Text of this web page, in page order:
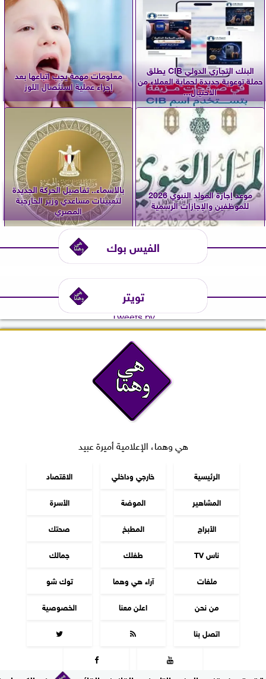
البنك التجاري الدولي CIB يطلق
حملة توعوية جديدة لحماية العملاء من
الاحتيال...
معلومات مهمة يجب اتباعها بعد
إجراء عملية استئصال اللوز
موعد إجازة المولد النبوي 2026
للموظفين والإجازات الرسمية
بالأسماء.. تفاصيل الحركة الجديدة
لتعيينات مساعدي وزير الخارجية
المصري
الفيس بوك
تويتر
Tweets by
هي وهما، الإعلامية أميرة عبيد
الرئيسية خارجي وداخلي
الاقتصاد
المشاهير
الموضة
الأسرة
الأبراج
المطبخ
صحتك
ناس TV
طفلك
جمالك
ملفات
آراء هي وهما
توك شو
من نحن
اعلن معنا
الخصوصية
اتصل بنا



